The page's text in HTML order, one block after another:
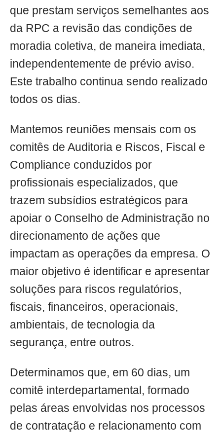
que prestam serviços semelhantes aos
da RPC a revisão das condições de
moradia coletiva, de maneira imediata,
independentemente de prévio aviso.
Este trabalho continua sendo realizado
todos os dias.
Mantemos reuniões mensais com os
comitês de Auditoria e Riscos, Fiscal e
Compliance conduzidos por
profissionais especializados, que
trazem subsídios estratégicos para
apoiar o Conselho de Administração no
direcionamento de ações que
impactam as operações da empresa. O
maior objetivo é identificar e apresentar
soluções para riscos regulatórios,
fiscais, financeiros, operacionais,
ambientais, de tecnologia da
segurança, entre outros.
Determinamos que, em 60 dias, um
comitê interdepartamental, formado
pelas áreas envolvidas nos processos
de contratação e relacionamento com